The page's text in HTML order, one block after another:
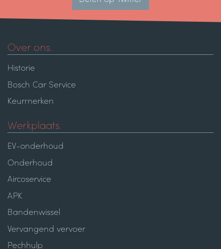
Over ons.
Historie
Bosch Car Service
Keurmerken
Werkplaats.
EV-onderhoud
Onderhoud
Aircoservice
APK
Bandenwissel
Vervangend vervoer
Pechhulp